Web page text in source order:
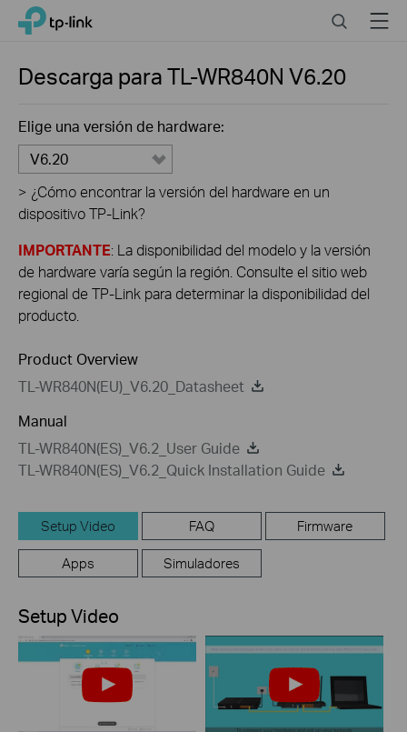
Click
navigation
TP-Link, Reliably Smart SearchMenu
Descarga paraTL-WR840N V6.20
Elige una versión de hardware:
V6.20
> ¿Cómo encontrar la versión del hardware en un
dispositivo TP-Link?
IMPORTANTE: La disponibilidad del modelo y la versión
de hardware varía según la región. Consulte el sitio web
regional de TP-Link para determinar la disponibilidad del
producto.
Product Overview
TL-WR840N(EU)_V6.20_Datasheet
Manual
TL-WR840N(ES)_V6.2_User Guide
TL-WR840N(ES)_V6.2_Quick Installation Guide
Setup Video FAQ Firmware
Apps Simuladores
Setup Video